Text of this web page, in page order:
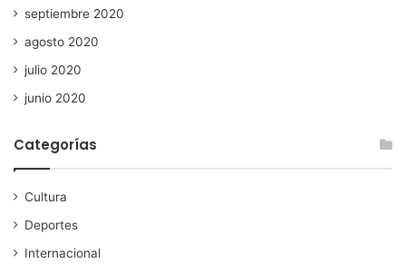
septiembre 2020
agosto 2020
julio 2020
junio 2020
Categorías
Cultura
Deportes
Internacional